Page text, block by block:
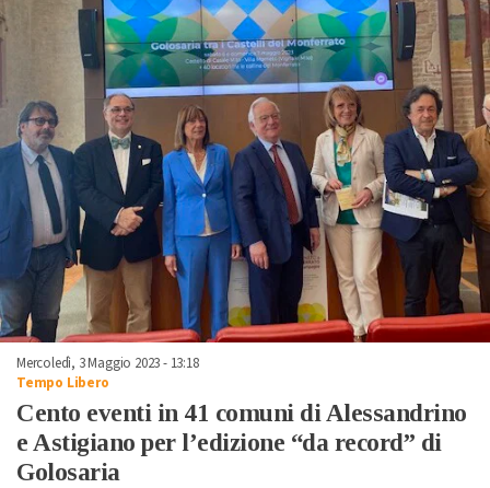
Mercoledì, 3 Maggio 2023 - 13:18
Tempo Libero
Cento eventi in 41 comuni di Alessandrino
e Astigiano per l’edizione “da record” di
Golosaria